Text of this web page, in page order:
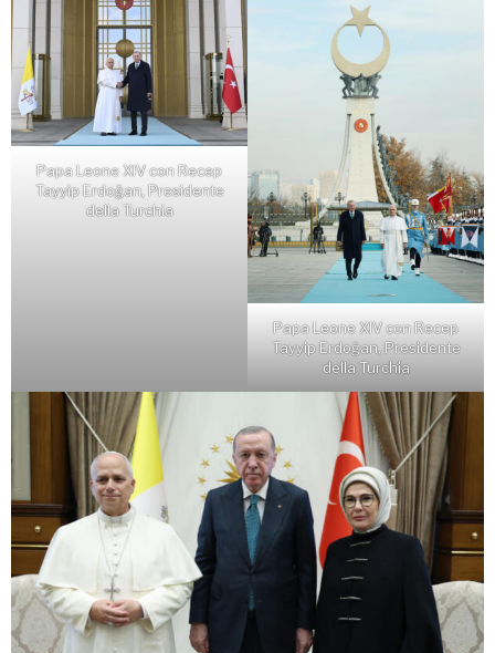
Papa Leone XIV con Recep
Tayyip Erdoğan, Presidente
della Turchia
Papa Leone XIV con Recep
Tayyip Erdoğan, Presidente
della Turchia